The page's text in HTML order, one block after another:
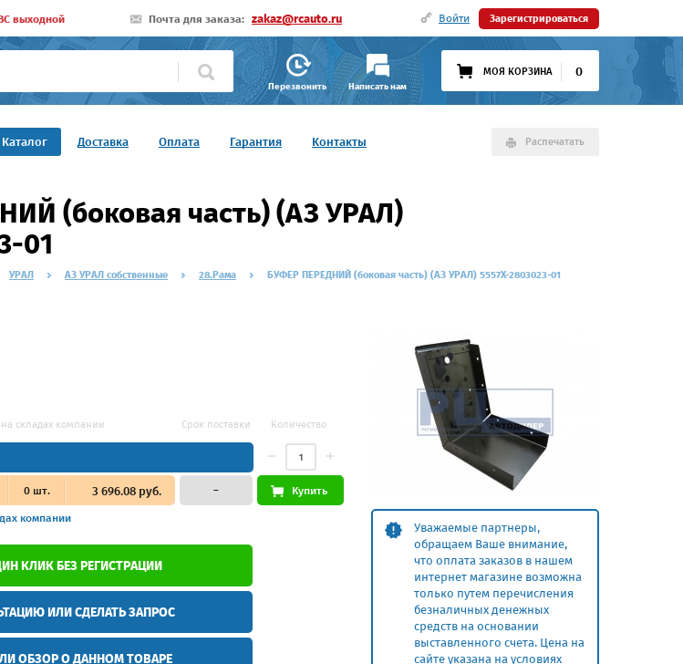
выходной Почта для заказа: zakaz@rcauto.ru Войти Зарегистрироваться
Перезвонить Написать нам
МОЯ КОРЗИНА 0
Каталог Доставка Оплата Гарантия Контакты Распечатать
(боковая часть) (АЗ УРАЛ)
01
УРАЛ АЗ УРАЛ собственные 28.Рама БУФЕР ПЕРЕДНИЙ (боковая часть) (АЗ УРАЛ) 5557Х-2803023-01
Уважаемые партнеры,
обращаем Ваше внимание,
что оплата заказов в нашем
интернет магазине возможна
только путем перечисления
безналичных денежных
средств на основании
выставленного счета. Цена на
сайте указана на условиях
складах компании Срок поставки Количество
0шт. 3 696.08 руб.
компании
– Купить
КЛИК БЕЗ РЕГИСТРАЦИИ
ИЛИ СДЕЛАТЬ ЗАПРОС
ОБЗОР О ДАННОМ ТОВАРЕ